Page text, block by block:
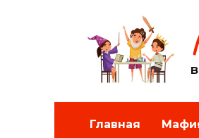
Главная